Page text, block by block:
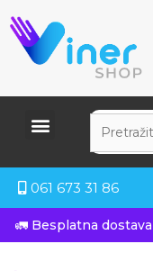
061 673 31 86
🚛 Besplatna